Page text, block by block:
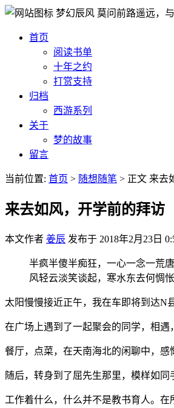
梦幻辰风 莫问前路遥远，
首页
阅读书单
十年之约
打赏支持
归档
西游系列
关于
梦的故事
留言
当前位置: 首页 > 随想随笔 > 正文 来去
来去如风，开学前的拜访
本文作者 姜辰 发布于 2018年2月23日
半疯半傻半痴狂，一心一念一荒唐
风轻云淡笑谈起，寒水东去何惆怅
太阳慢慢接近正午，我在车即将到达N
在广场上遇到了一起聚会的同学，相遇
餐厅，点菜，在天南海北的闲聊中，
随后，转身到了屈先生那里，模样如
工作着什么，什么并不是教书育人。